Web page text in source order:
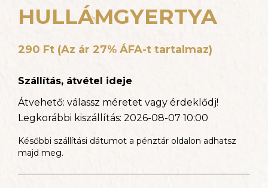
HULLÁMGYERTYA
290 Ft (Az ár 27% ÁFA-t tartalmaz)
Szállítás, átvétel ideje
Átvehető: válassz méretet vagy érdeklődj!
Legkorábbi kiszállítás: 2026-08-07 10:00
Későbbi szállítási dátumot a pénztár oldalon adhatsz
majd meg.